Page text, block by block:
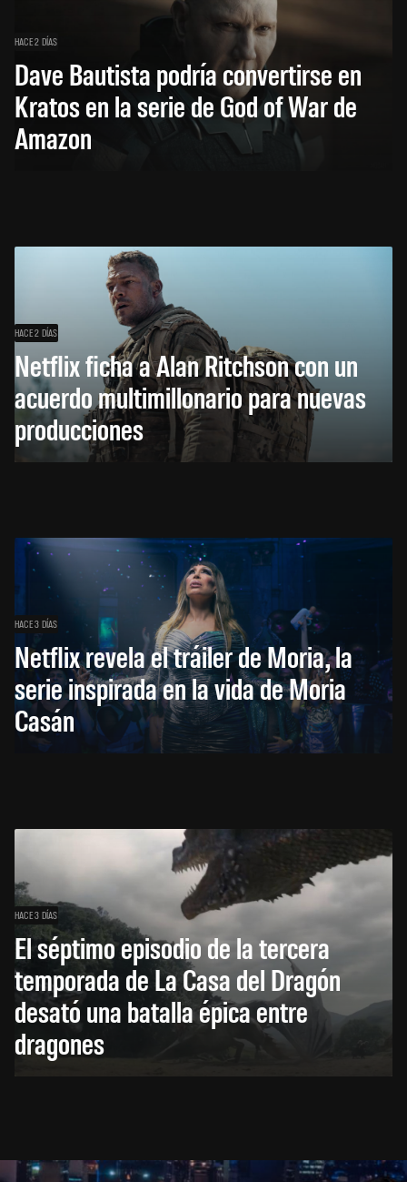
HACE 2 DÍAS
Dave Bautista podría convertirse en
Kratos en la serie de God of War de
Amazon
HACE 2 DÍAS
Netflix ficha a Alan Ritchson con un
acuerdo multimillonario para nuevas
producciones
HACE 3 DÍAS
Netflix revela el tráiler de Moria, la
serie inspirada en la vida de Moria
Casán
HACE 3 DÍAS
El séptimo episodio de la tercera
temporada de La Casa del Dragón
desató una batalla épica entre
dragones